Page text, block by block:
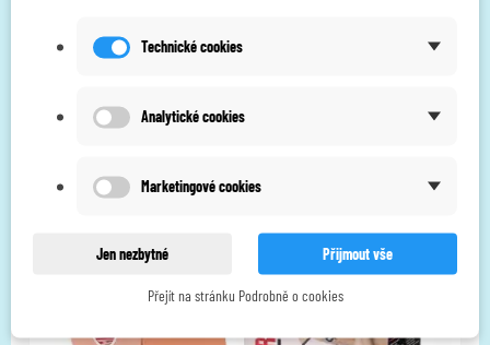
750,00 Kč
Technické cookies
Analytické cookies
Marketingové cookies
Jen nezbytné Přijmout vše
Přejít na stránku Podrobně o cookies